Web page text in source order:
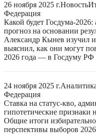
26 ноября 2025 г.Новость
Федерация
Какой будет Госдума-
прогноз на основании
Александр Кынев изучил
выяснил, как они могут
2026 года — в Госдуму РФ
24 ноября 2025 г.
Федерация
Ставка на статус-кво,
гипотетические признаки
Общие итоги
перспективы выборов 2026